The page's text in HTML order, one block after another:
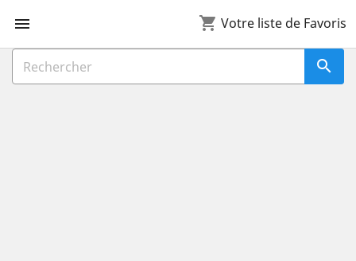
 shopping_cart Votre liste de Favoris
